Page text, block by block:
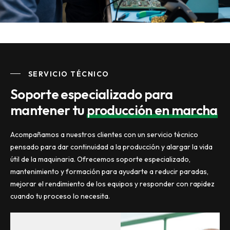
SERVICIO TÉCNICO
Soporte especializado para
mantener tuproducción en marcha
Acompañamos a nuestros clientes con un servicio técnico
pensado para dar continuidad a la producción y alargar la vida
útil de la maquinaria. Ofrecemos soporte especializado,
mantenimiento y formación para ayudarte a reducir paradas,
mejorar el rendimiento de los equipos y responder con rapidez
cuando tu proceso lo necesita.